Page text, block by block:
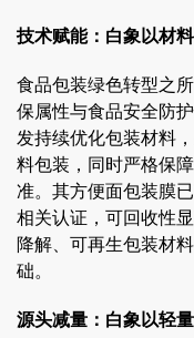
技术赋能：白象以材
食品包装绿色转型之
保属性与食品安全防
发持续优化包装材料
料包装，同时严格保
准。其方便面包装膜
相关认证，可回收性
降解、可再生包装材
础。
源头减量：白象以轻